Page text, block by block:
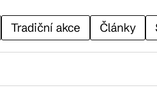
Tradiční akce Články